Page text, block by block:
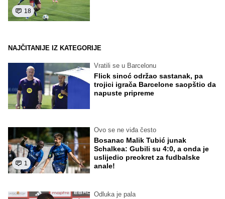
18
NAJČITANIJE IZ KATEGORIJE
Vratili se u Barcelonu
Flick sinoć održao sastanak, pa
trojici igrača Barcelone saopštio da
napuste pripreme
1
Ovo se ne viđa često
Bosanac Malik Tubić junak
Schalkea: Gubili su 4:0, a onda je
uslijedio preokret za fudbalske
anale!
Odluka je pala